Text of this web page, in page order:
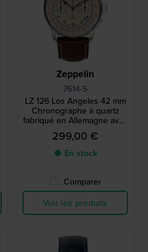
Zeppelin
7614-5
LZ 126 Los Angeles 42 mm
Chronographe à quartz
fabriqué en Allemagne avec
date
299,00 €
● En stock
Comparer
Voir les produits